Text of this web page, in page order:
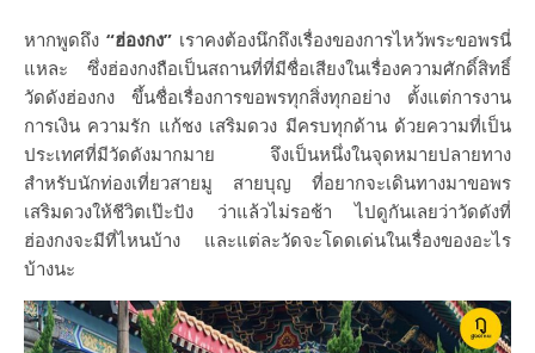
หากพูดถึง “ฮ่องกง” เราคงต้องนึกถึงเรื่องของการไหว้พระขอพรนี่
แหละ ซึ่งฮ่องกงถือเป็นสถานที่ที่มีชื่อเสียงในเรื่องความศักดิ์สิทธิ์
วัดดังฮ่องกง ขึ้นชื่อเรื่องการขอพรทุกสิ่งทุกอย่าง ตั้งแต่การงาน
การเงิน ความรัก แก้ชง เสริมดวง มีครบทุกด้าน ด้วยความที่เป็น
ประเทศที่มีวัดดังมากมาย จึงเป็นหนึ่งในจุดหมายปลายทาง
สำหรับนักท่องเที่ยวสายมู สายบุญ ที่อยากจะเดินทางมาขอพร
เสริมดวงให้ชีวิตเป๊ะปัง ว่าแล้วไม่รอช้า ไปดูกันเลยว่าวัดดังที่
ฮ่องกงจะมีที่ไหนบ้าง และแต่ละวัดจะโดดเด่นในเรื่องของอะไร
บ้างนะ